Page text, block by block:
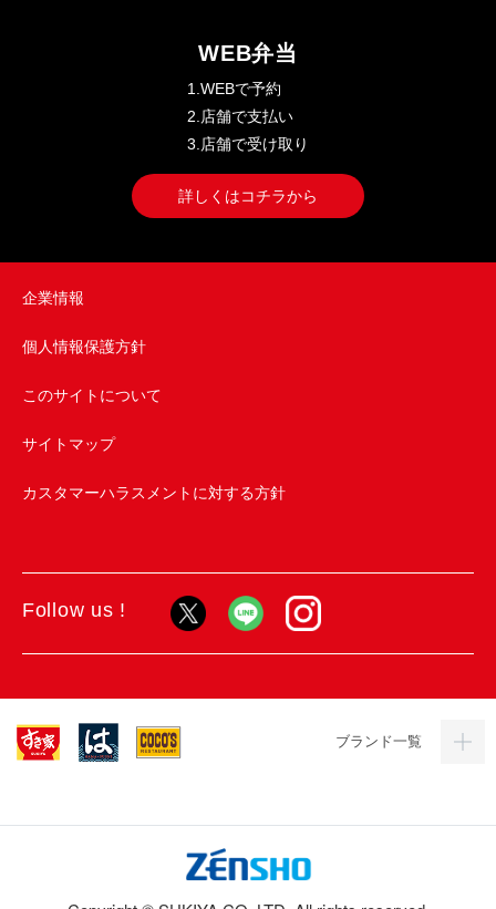
WEB弁当
1.WEBで予約
2.店舗で支払い
3.店舗で受け取り
詳しくはコチラから
企業情報
個人情報保護方針
このサイトについて
サイトマップ
カスタマーハラスメントに対する方針
Follow us !
ブランド一覧